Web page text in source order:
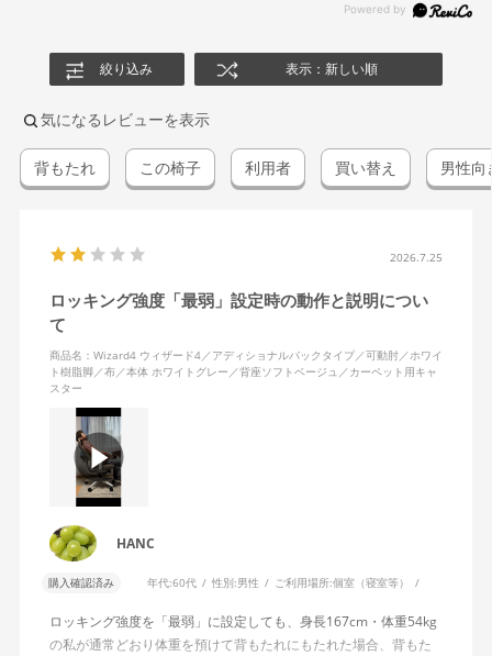
絞り込み 表示：新しい順
気になるレビューを表示
背もたれ この椅子 利用者 買い替え 男性向
2026.7.25
ロッキング強度「最弱」設定時の動作と説明につい
て
商品名：Wizard4 ウィザード4／アディショナルバックタイプ／可動肘／ホワイ
ト樹脂脚／布／本体 ホワイトグレー／背座ソフトベージュ／カーペット用キャ
スター
HANC
購入確認済み 年代:60代 性別:男性 ご利用場所:個室（寝室等）
ロッキング強度を「最弱」に設定しても、身長167cm・体重54kg
の私が通常どおり体重を預けて背もたれにもたれた場合、背もた